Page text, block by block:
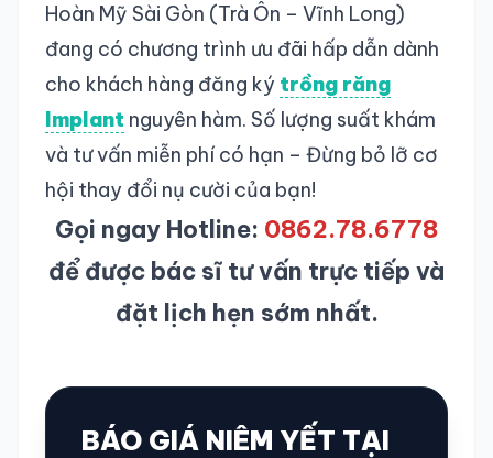
Hoàn Mỹ Sài Gòn (Trà Ôn – Vĩnh Long)
đang có chương trình ưu đãi hấp dẫn dành
cho khách hàng đăng ký trồng răng
Implant nguyên hàm. Số lượng suất khám
và tư vấn miễn phí có hạn – Đừng bỏ lỡ cơ
hội thay đổi nụ cười của bạn!
Gọi ngay Hotline: 0862.78.6778
để được bác sĩ tư vấn trực tiếp và
đặt lịch hẹn sớm nhất.
BÁO GIÁ NIÊM YẾT TẠI